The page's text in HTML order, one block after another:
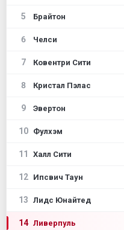
5 Брайтон
6 Челси
7 Ковентри Сити
8 Кристал Пэлас
9 Эвертон
10 Фулхэм
11 Халл Сити
12 Ипсвич Таун
13 Лидс Юнайтед
14 Ливерпуль